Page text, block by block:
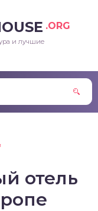
.ORG
и лучшие
отель